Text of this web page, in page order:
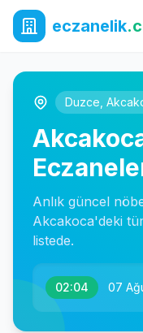
eczanelik
Duzce
Anlık güncel
Akcakoca'deki
listede.
02:04 07